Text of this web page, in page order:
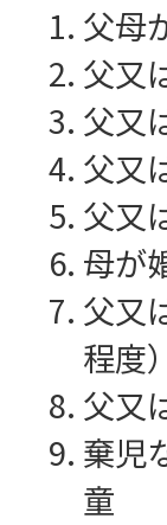
父母
父又
父又
父又
父又
母が
父又
程度
父又
棄児
童